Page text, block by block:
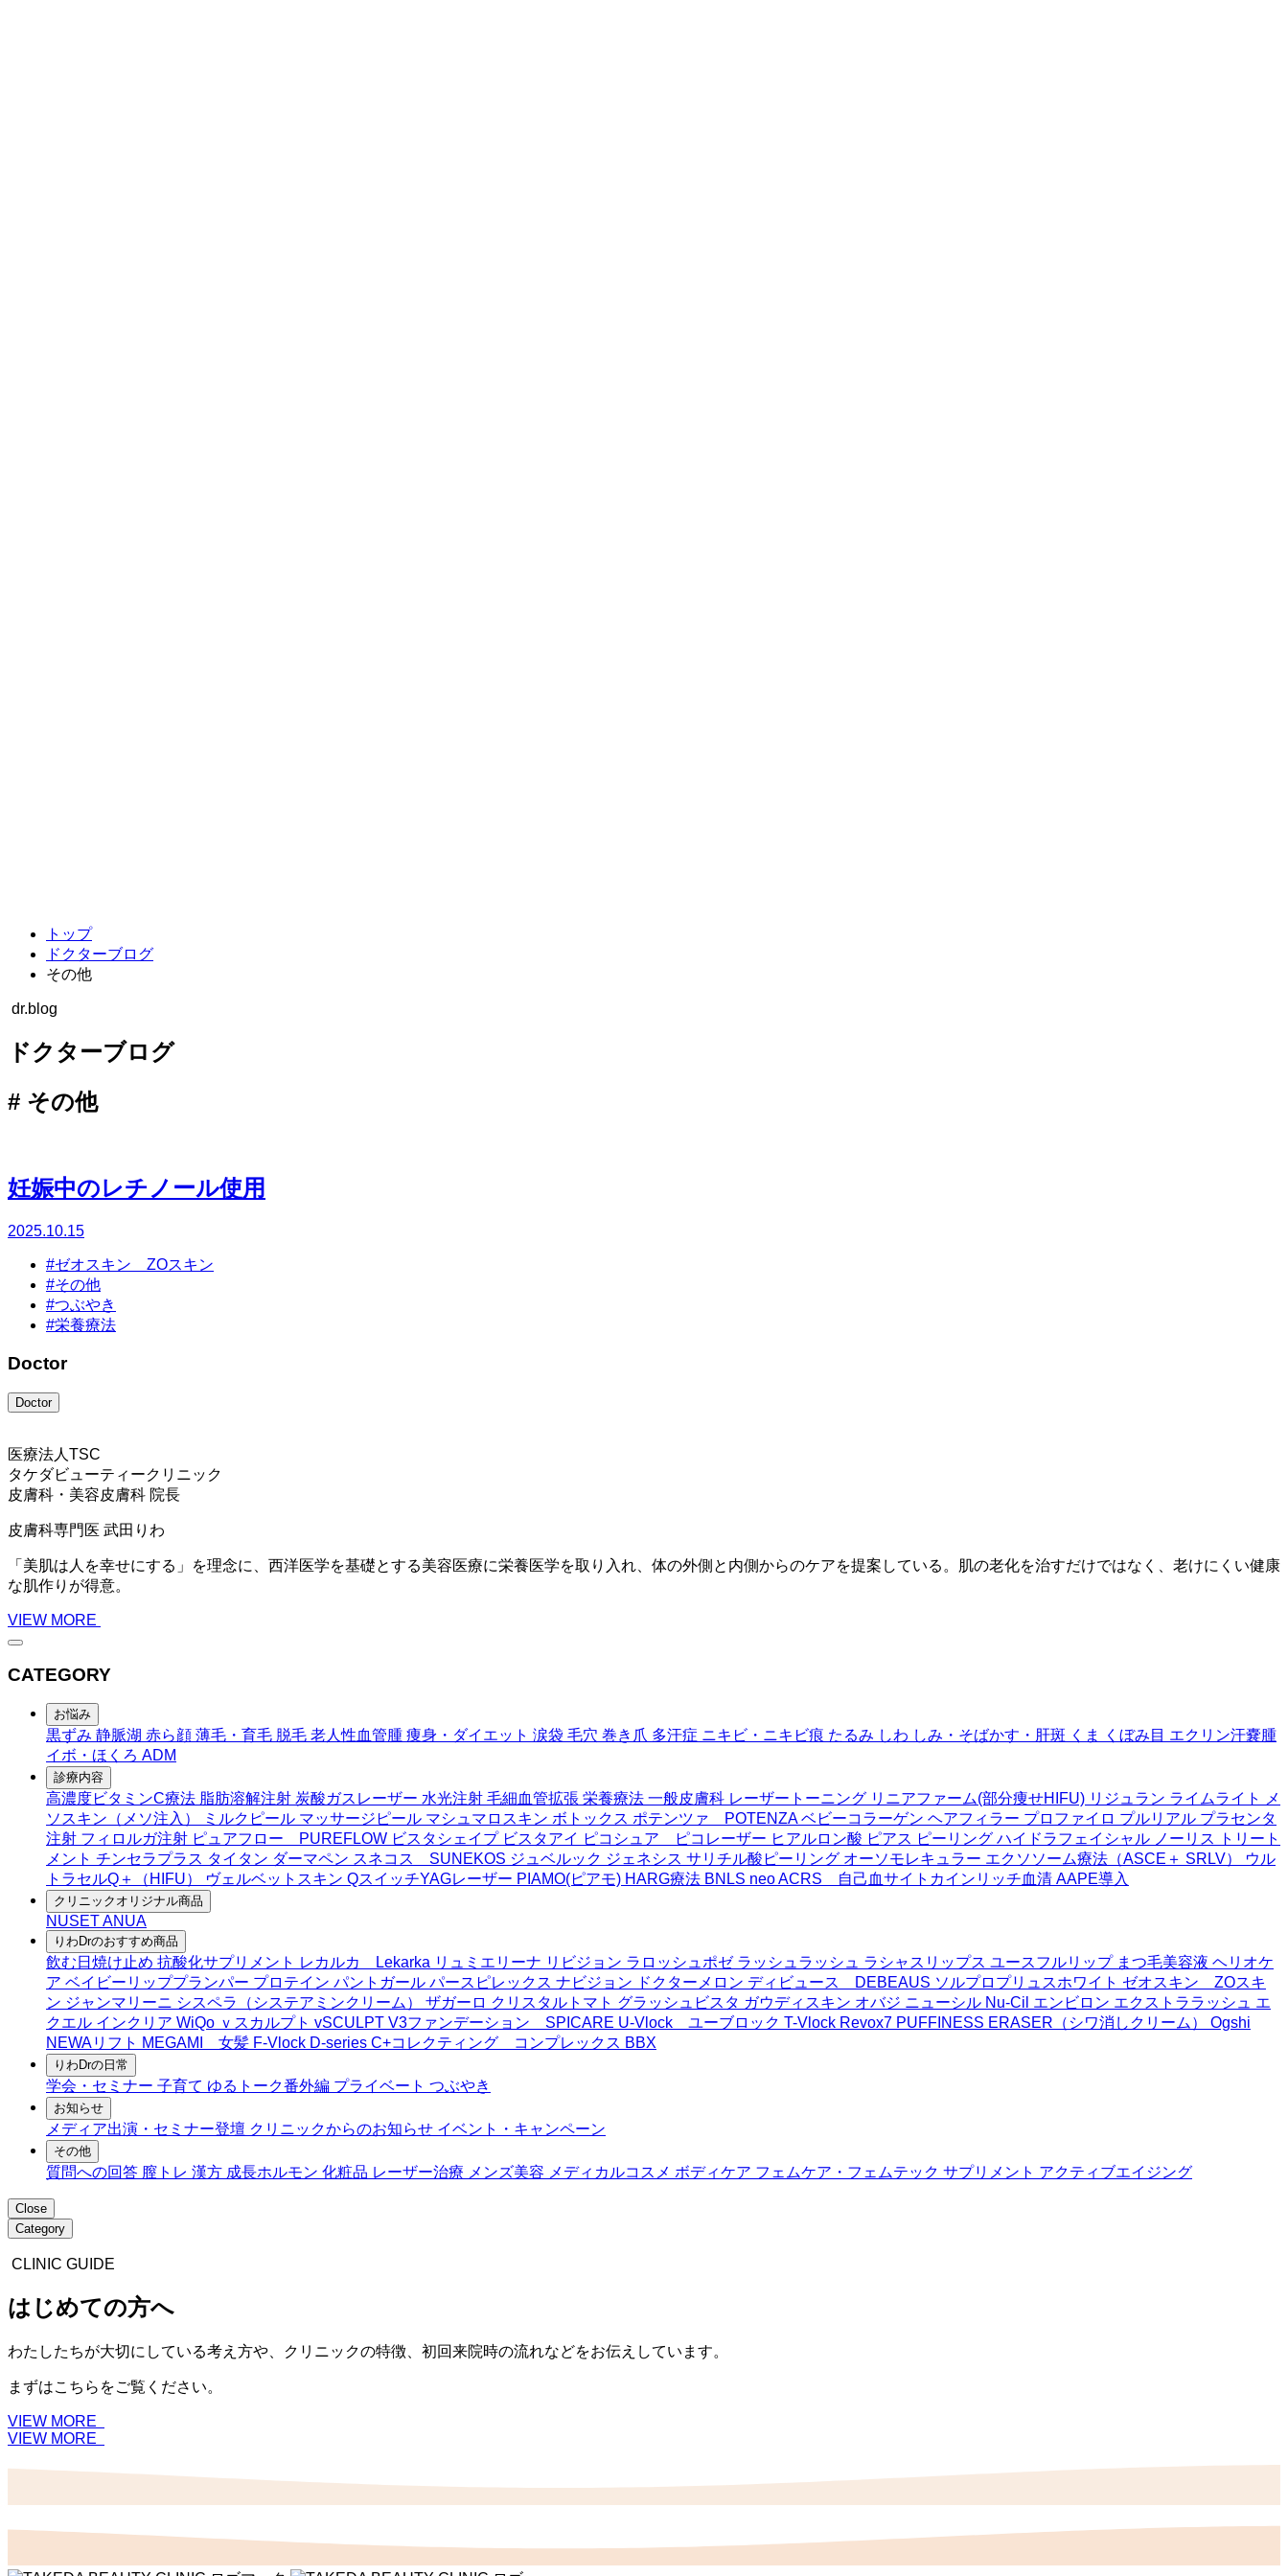
トップ
ドクターブログ
その他
dr.blog
ドクターブログ
# その他
妊娠中のレチノール使用
2025.10.15
#ゼオスキン ZOスキン
#その他
#つぶやき
#栄養療法
Doctor
Doctor
医療法人TSC
タケダビューティークリニック
皮膚科・美容皮膚科 院長
皮膚科専門医 武田りわ
「美肌は人を幸せにする」を理念に、西洋医学を基礎とする美容医療に栄養医学を取り入れ、体の外側と内側からのケアを提案している。肌の老化を治すだけではなく、老けにくい健康
な肌作りが得意。
VIEW MORE
CATEGORY
お悩み
黒ずみ 静脈湖 赤ら顔 薄毛・育毛 脱毛 老人性血管腫 痩身・ダイエット 涙袋 毛穴 巻き爪 多汗症 ニキビ・ニキビ痕 たるみ しわ しみ・そばかす・肝斑 くま くぼみ目 エクリン汗嚢腫
イボ・ほくろ ADM
診療内容
高濃度ビタミンC療法 脂肪溶解注射 炭酸ガスレーザー 水光注射 毛細血管拡張 栄養療法 一般皮膚科 レーザートーニング リニアファーム(部分痩せHIFU) リジュラン ライムライト メ
ソスキン（メソ注入）
ミルクピール マッサージピール マシュマロスキン ボトックス ポテンツァ POTENZA ベビーコラーゲン ヘアフィラー プロファイロ プルリアル プラセンタ
注射 フィロルガ注射 ピュアフロー PUREFLOW ビスタシェイプ ビスタアイ ピコシュア ピコレーザー ヒアルロン酸 ピアス ピーリング ハイドラフェイシャル ノーリス
トリート
メント チンセラプラス タイタン ダーマペン スネコス SUNEKOS ジュベルック ジェネシス サリチル酸ピーリング オーソモレキュラー エクソソーム療法（ASCE＋ SRLV）
ウル
トラセルQ＋（HIFU）
ヴェルベットスキン QスイッチYAGレーザー PIAMO(ピアモ) HARG療法 BNLS neoACRS 自己血サイトカインリッチ血清 AAPE導入
クリニックオリジナル商品
NUSETANUA
りわDrのおすすめ商品
飲む日焼け止め 抗酸化サプリメント レカルカ Lekarka リュミエリーナ リビジョン ラロッシュポゼ ラッシュラッシュ ラシャスリップス ユースフルリップ まつ毛美容液 ヘリオケ
ア ベイビーリッププランパー プロテイン パントガール パースピレックス ナビジョン ドクターメロン ディビュース DEBEAUS ソルプロプリュスホワイト ゼオスキン ZOスキ
ン ジャンマリーニ シスペラ（システアミンクリーム） ザガーロ クリスタルトマト グラッシュビスタ ガウディスキン オバジ ニューシル Nu-Cil エンビロン エクストララッシュ エ
クエル インクリア WiQo ｖスカルプト vSCULPT V3ファンデーション SPICARE U-Vlock ユーブロック T-Vlock Revox7 PUFFINESS ERASER（シワ消しクリーム）
Ogshi
NEWAリフト MEGAMI 女髪 F-Vlock D-series C+コレクティング コンプレックス BBX
りわDrの日常
学会・セミナー 子育て ゆるトーク番外編 プライベート つぶやき
お知らせ
メディア出演・セミナー登壇 クリニックからのお知らせ イベント・キャンペーン
その他
質問への回答 膣トレ 漢方 成長ホルモン 化粧品 レーザー治療 メンズ美容 メディカルコスメ ボディケア フェムケア・フェムテック サプリメント アクティブエイジング
Close
Category
CLINIC GUIDE
はじめての方へ
わたしたちが大切にしている考え方や、クリニックの特徴、初回来院時の流れなどをお伝えしています。
まずはこちらをご覧ください。
VIEW MORE
VIEW MORE